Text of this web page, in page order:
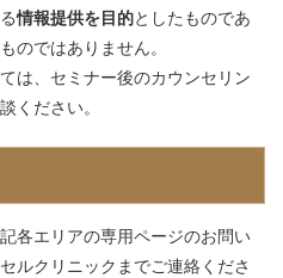
情報提供を目的としたものであ
のではありません。
は、セミナー後のカウンセリン
ください。
各エリアの専用ページのお問い
ルクリニックまでご連絡くださ